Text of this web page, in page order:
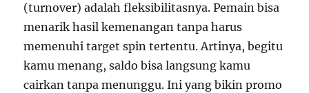
(turnover) adalah fleksibilitasnya. Pemain bisa
menarik hasil kemenangan tanpa harus
memenuhi target spin tertentu. Artinya, begitu
kamu menang, saldo bisa langsung kamu
cairkan tanpa menunggu. Ini yang bikin promo